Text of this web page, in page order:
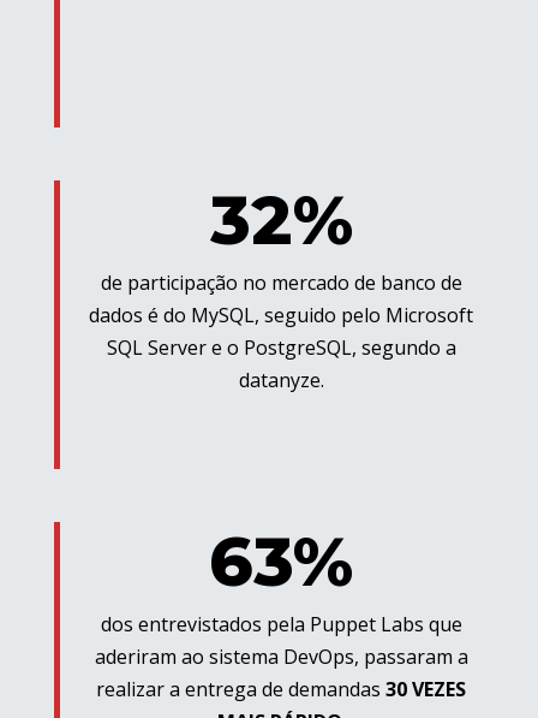
32%
de participação no mercado de banco de
dados é do MySQL, seguido pelo Microsoft
SQL Server e o PostgreSQL, segundo a
datanyze.
63%
dos entrevistados pela Puppet Labs que
aderiram ao sistema DevOps, passaram a
realizar a entrega de demandas 30 VEZES